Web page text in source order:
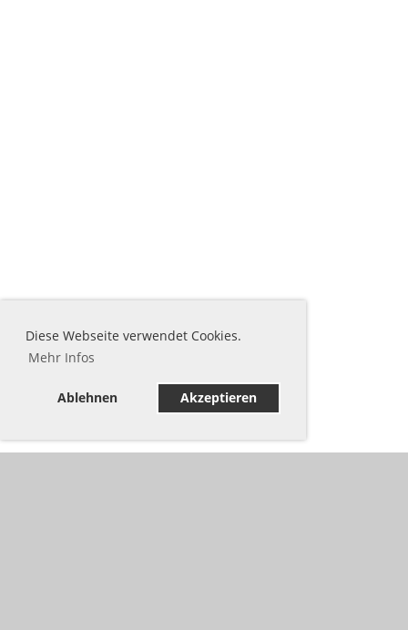
Diese Webseite verwendet Cookies.
Mehr Infos
Ablehnen Akzeptieren